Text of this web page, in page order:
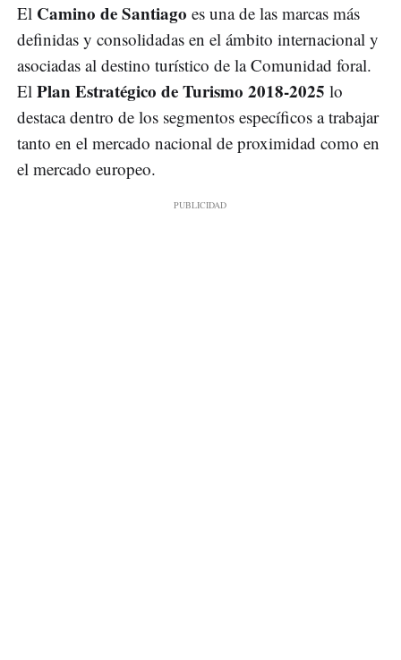
El Camino de Santiago es una de las marcas más
definidas y consolidadas en el ámbito internacional y
asociadas al destino turístico de la Comunidad foral.
El Plan Estratégico de Turismo 2018-2025 lo
destaca dentro de los segmentos específicos a trabajar
tanto en el mercado nacional de proximidad como en
el mercado europeo.